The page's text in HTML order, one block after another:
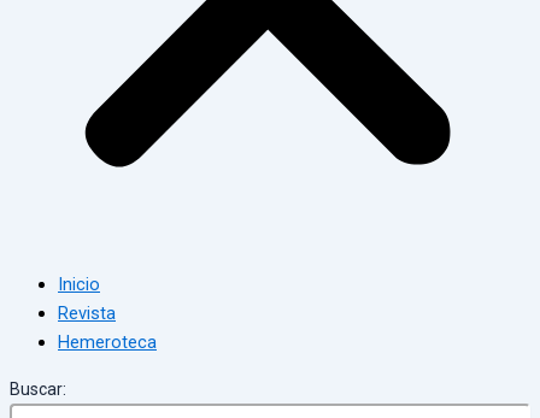
Inicio
Revista
Hemeroteca
Buscar: